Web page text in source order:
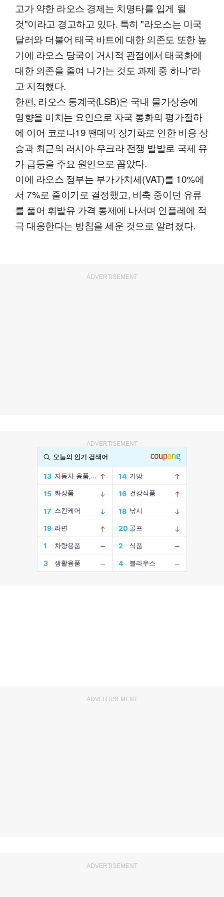
고가 약한 라오스 경제는 치명타를 입게 될
것"이라고 경고하고 있다. 특히 "라오스는 미국
달러와 더불어 태국 바트에 대한 의존도 또한 높
기에 라오스 당국이 거시적 관점에서 태국화에
대한 의존을 줄여 나가는 것도 과제 중 하나"라
고 지적했다.
한편, 라오스 통계국(LSB)은 국내 물가상승에
영향을 미치는 요인으로 자국 통화의 평가절하
에 이어 코로나19 팬데믹 장기화로 인한 비용 상
승과 최근의 러시아-우크라 전쟁 발발로 국제 유
가 급등을 주요 원인으로 꼽았다.
이에 라오스 정부는 부가가치세(VAT)를 10%에
서 7%로 줄이기로 결정했고, 비축 중이던 유류
를 풀어 휘발유 가격 통제에 나서며 인플레에 적
극 대응한다는 방침을 세운 것으로 알려졌다.
ADVERTISEMENT
ADVERTISEMENT
ADVERTISEMENT
ADVERTISEMENT